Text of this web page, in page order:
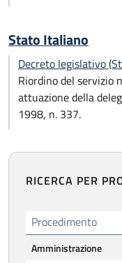
Stato Italiano
Decreto legislativo
Riordino del servizio
attuazione della
1998, n. 337.
RICERCA PER
Procedimento
Amministrazione